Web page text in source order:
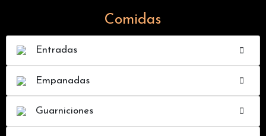
Comidas
Entradas
Empanadas
Guarniciones